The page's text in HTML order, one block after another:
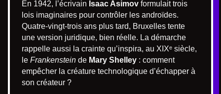
En 1942, l’écrivain Isaac Asimov formulait trois
lois imaginaires pour contrôler les androïdes.
Quatre-vingt-trois ans plus tard, Bruxelles tente
une version juridique, bien réelle. La démarche
rappelle aussi la crainte qu’inspira, au XIXᵉ siècle,
le Frankenstein de Mary Shelley : comment
empêcher la créature technologique d’échapper à
son créateur ?